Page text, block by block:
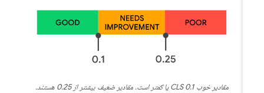
مقادیر خوب CLS 0.1 یا کمتر است. مقادیر ضعیف بیشتر از 0.25 هستند.